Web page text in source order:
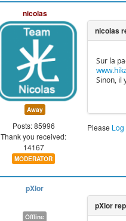
nicolas
Away
Posts: 85996
Thank you received:
14167
MODERATOR
Sur la
Sinon, il
Please Log
pXlor
Offline